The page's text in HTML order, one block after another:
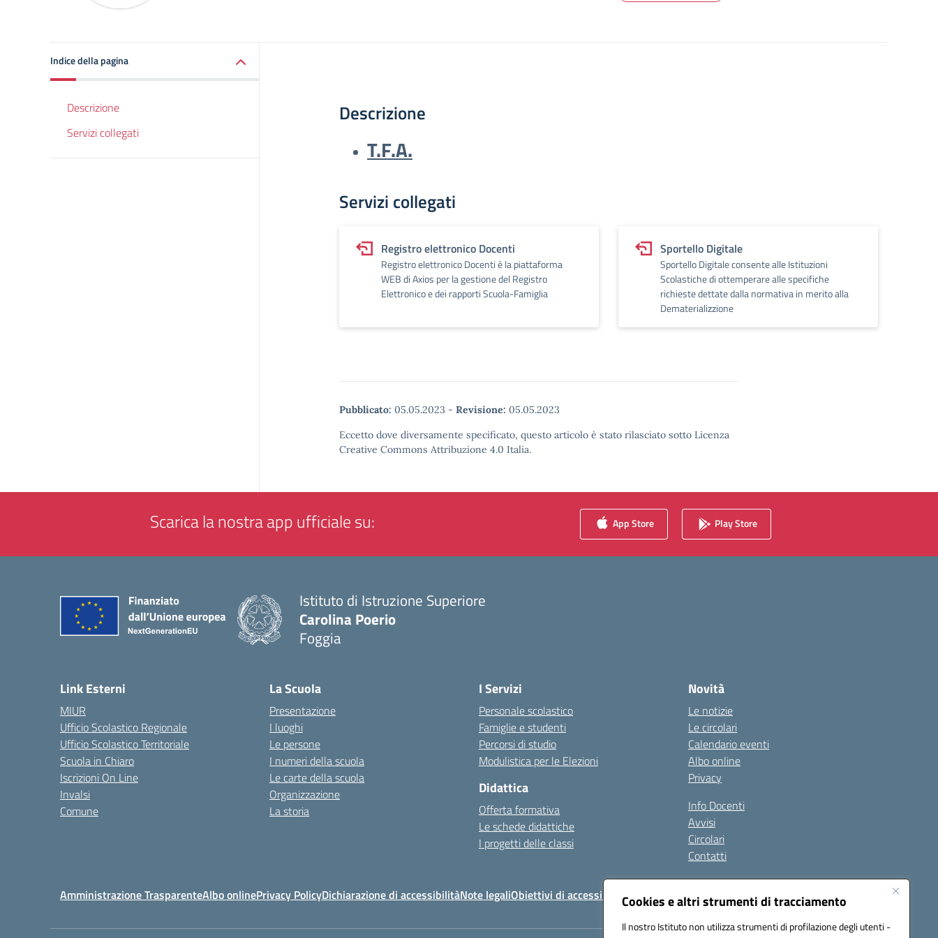
Cookies e altri strumenti di tracciamento
Il nostro Istituto non utilizza strumenti di profilazione degli utenti -
Indice della pagina
Descrizione
Servizi collegati
Descrizione
T.F.A.
Servizi collegati
Registro elettronico Docenti
Registro elettronico Docenti è la piattaforma
WEB di Axios per la gestione del Registro
Elettronico e dei rapporti Scuola-Famiglia
Sportello Digitale
Sportello Digitale consente alle Istituzioni
Scolastiche di ottemperare alle specifiche
richieste dettate dalla normativa in merito alla
Dematerializzione
Pubblicato: 05.05.2023 - Revisione: 05.05.2023
Eccetto dove diversamente specificato, questo articolo è stato rilasciato sotto Licenza
Creative Commons Attribuzione 4.0 Italia.
Scarica la nostra app ufficiale su: App Store Play Store
Istituto di Istruzione Superiore
Carolina Poerio
Foggia
Link Esterni
MIUR
Ufficio Scolastico Regionale
Ufficio Scolastico Territoriale
Scuola in Chiaro
Iscrizioni On Line
Invalsi
Comune
La Scuola
Presentazione
I luoghi
Le persone
I numeri della scuola
Le carte della scuola
Organizzazione
La storia
I Servizi
Personale scolastico
Famiglie e studenti
Percorsi di studio
Modulistica per le Elezioni
Didattica
Offerta formativa
Le schede didattiche
I progetti delle classi
Novità
Le notizie
Le circolari
Calendario eventi
Albo online
Privacy
Info Docenti
Avvisi
Circolari
Contatti
Amministrazione TrasparenteAlbo onlinePrivacy PolicyDichiarazione di accessibilitàNote legaliObiettivi di accessibilità Seguici su: